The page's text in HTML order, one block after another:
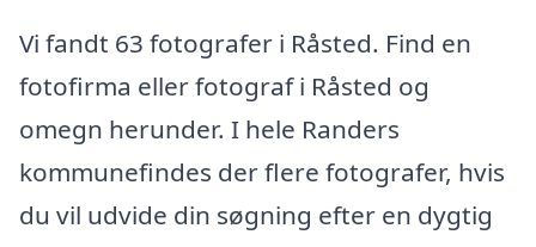
Vi fandt 63 fotografer i Råsted. Find en
fotofirma eller fotograf i Råsted og
omegn herunder. I hele Randers
kommunefindes der flere fotografer, hvis
du vil udvide din søgning efter en dygtig